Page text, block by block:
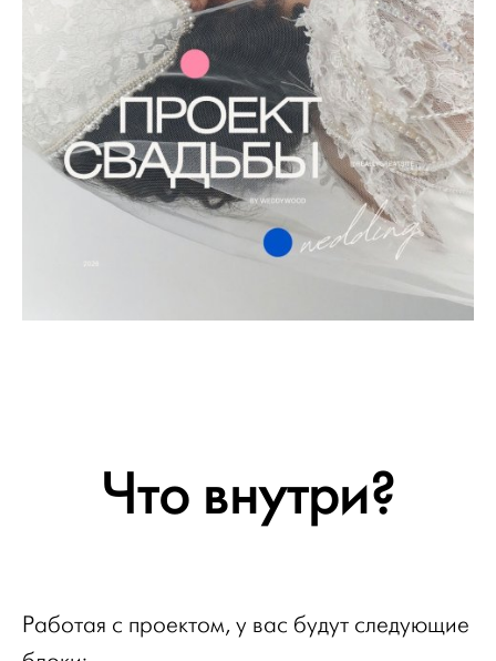
Что внутри?
Работая с проектом, у вас будут следующие